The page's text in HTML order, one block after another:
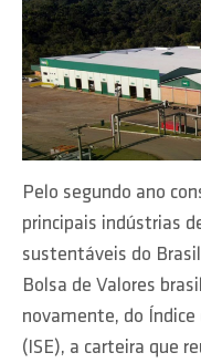
Pelo segundo ano
principais indústrias
sustentáveis do
Bolsa de Valores
novamente, do
(ISE), a carteira que